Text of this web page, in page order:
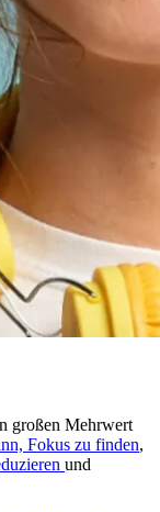
großen Mehrwert
Fokus zu finden,
und